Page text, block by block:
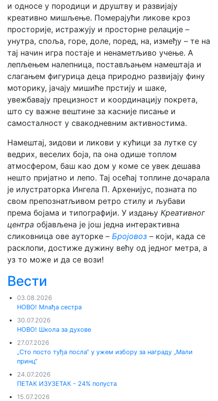
и односе у породици и друштву и развијају
креативно мишљење. Померајући ликове кроз
просторије, истражују и просторне релације –
унутра, споља, горе, доле, поред, на, између – те на
тај начин игра постаје и ненаметљиво учење. А
лепљењем налепница, постављањем намештаја и
слагањем фигурица деца природно развијају фину
моторику, јачају мишиће прстију и шаке,
увежбавају прецизност и координацију покрета,
што су важне вештине за касније писање и
самосталност у свакодневним активностима.
Намештај, зидови и ликови у кућици за лутке су
ведрих, веселих боја, па она одише топлом
атмосфером, баш као дом у коме се увек дешава
нешто пријатно и лепо. Тај осећај топлине дочарала
је илустраторка Ингела П. Архенијус, позната по
свом препознатљивом ретро стилу и љубави
према бојама и типографији. У издању Креативног
центра објављенa je још једна интерактивна
сликовница ове ауторке – Бројовоз – који, када се
расклопи, достиже дужину већу од једног метра, а
уз то може и да се вози!
Вести
03.08.2026
НОВО! Млађа сестра
30.07.2026
НОВО! Школа за духове
27.07.2026
„Сто посто туђа посла“ у ужем избору за награду „Мали
принц“
24.07.2026
ПЕТАК ИЗУЗЕТАК - 24% попуста
15.07.2026